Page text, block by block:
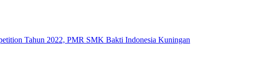
Tahun 2022, PMR SMK Bakti Indonesia Kuningan